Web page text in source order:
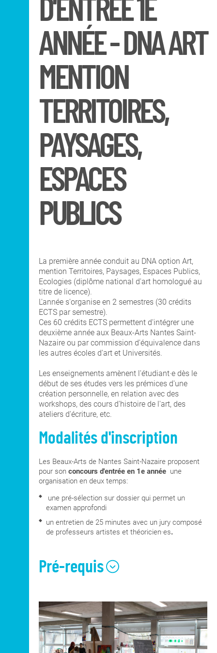
D'ENTRÉE 1E
ANNÉE - DNA ART
MENTION
TERRITOIRES,
PAYSAGES,
ESPACES
PUBLICS
La première année conduit au DNA option Art,
mention Territoires, Paysages, Espaces Publics,
Ecologies (diplôme national d'art homologué au
titre de licence).
L'année s'organise en 2 semestres (30 crédits
ECTS par semestre).
Ces 60 crédits ECTS permettent d'intégrer une
deuxième année aux Beaux-Arts Nantes Saint-
Nazaire ou par commission d'équivalence dans
les autres écoles d'art et Universités.
Les enseignements amènent l'étudiant·e dès le
début de ses études vers les prémices d'une
création personnelle, en relation avec des
workshops, des cours d'histoire de l'art, des
ateliers d'écriture, etc.
Modalités d'inscription
Les Beaux-Arts de Nantes Saint-Nazaire proposent
pour son concours d'entrée en 1e année une
organisation en deux temps:
une pré-sélection sur dossier qui permet un
examen approfondi
un entretien de 25 minutes avec un jury composé
de professeurs artistes et théoricien·es.
Pré-requis
Pratique artistique personnelle ;
Intérêt marqué pour les formes artistiques
dans la diversité des paysages(installation,
affichage, performance,...)